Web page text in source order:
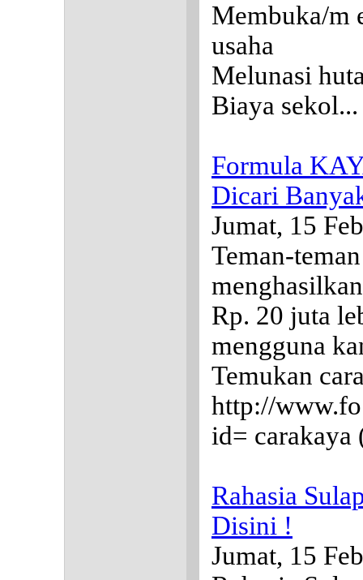
Membuka/m
usaha
Melunasi
Biaya
Formula
Dicari
Jumat, 15
Teman-
Rp. 20 juta
mengguna
Temukan
http://
id= carakaya
Rahasia
Disini !
Jumat, 15